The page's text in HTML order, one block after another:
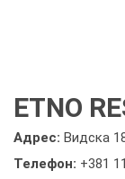
ETNO
Адрес: Видска
Телефон: +381